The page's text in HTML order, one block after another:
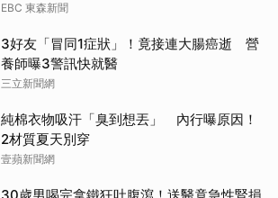
EBC 東森新聞
3好友「冒同1症狀」！竟接連大腸癌逝 營
養師曝3警訊快就醫
三立新聞網
純棉衣物吸汗「臭到想丟」 內行曝原因！
2材質夏天別穿
壹蘋新聞網